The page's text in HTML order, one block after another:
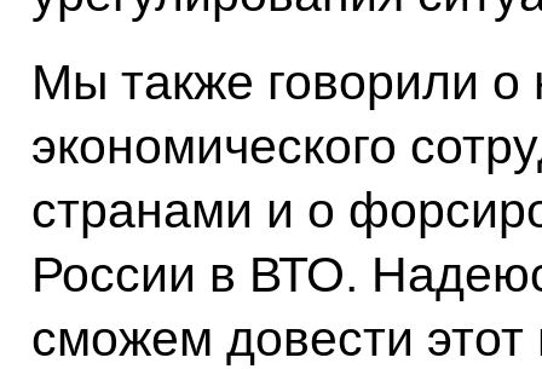
Мы также говорили о
экономического
странами и о
России в ВТО.
сможем довести